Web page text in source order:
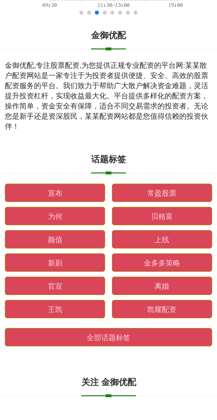
金御优配
金御优配,专注股票配资,为您提供正规专业配资的平台网:某某散
户配资网站是一家专注于为投资者提供便捷、安全、高效的股票
配资服务的平台。我们致力于帮助广大散户解决资金难题，灵活
提升投资杠杆，实现收益最大化。平台提供多样化的配资方案，
操作简单，资金安全有保障，适合不同交易需求的投资者。无论
您是新手还是资深股民，某某配资网站都是您值得信赖的投资伙
伴！
话题标签
宣布 常盈股票
为何 贝格富
颜值 上线
新剧 金多多策略
官宣 离婚
王凯 凯耀配资
全部话题标签
关注 金御优配